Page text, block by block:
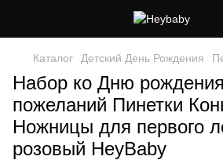
Каталог Детский День Рождения
Набор ко Дню
пожеланий Пинетки
Ножницы для первого
розовый HeyBaby